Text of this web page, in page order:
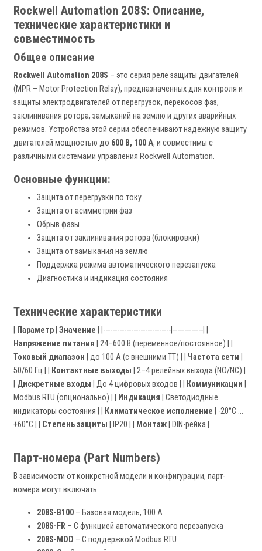
Rockwell Automation 208S: Описание,
технические характеристики и
совместимость
Общее описание
Rockwell Automation 208S – это серия реле защиты двигателей
(MPR – Motor Protection Relay), предназначенных для контроля и
защиты электродвигателей от перегрузок, перекосов фаз,
заклинивания ротора, замыканий на землю и других аварийных
режимов. Устройства этой серии обеспечивают надежную защиту
двигателей мощностью до 600 В, 100 А, и совместимы с
различными системами управления Rockwell Automation.
Основные функции:
Защита от перегрузки по току
Защита от асимметрии фаз
Обрыв фазы
Защита от заклинивания ротора (блокировки)
Защита от замыкания на землю
Поддержка режима автоматического перезапуска
Диагностика и индикация состояния
Технические характеристики
Параметр Значение | |-----------------------------|-------------| |
Напряжение питания | 24–600 В (переменное/постоянное) | |
Токовый диапазон | до 100 А (с внешними ТТ) | | Частота сети
50/60 Гц | |
Контактные выходы | 2–4 релейных выхода (NO/NC) |
Дискретные входы | До 4 цифровых входов | | Коммуникации
Modbus RTU (опционально) | |
Индикация | Светодиодные
индикаторы состояния | |
Климатическое исполнение | -20°C …
+60°C | | Степень защиты | IP20 | | Монтаж | DIN-рейка |
Парт-номера (Part Numbers)
В зависимости от конкретной модели и конфигурации, парт-
номера могут включать:
208S-B100 – Базовая модель, 100 А
208S-FR – С функцией автоматического перезапуска
208S-MOD – С поддержкой Modbus RTU